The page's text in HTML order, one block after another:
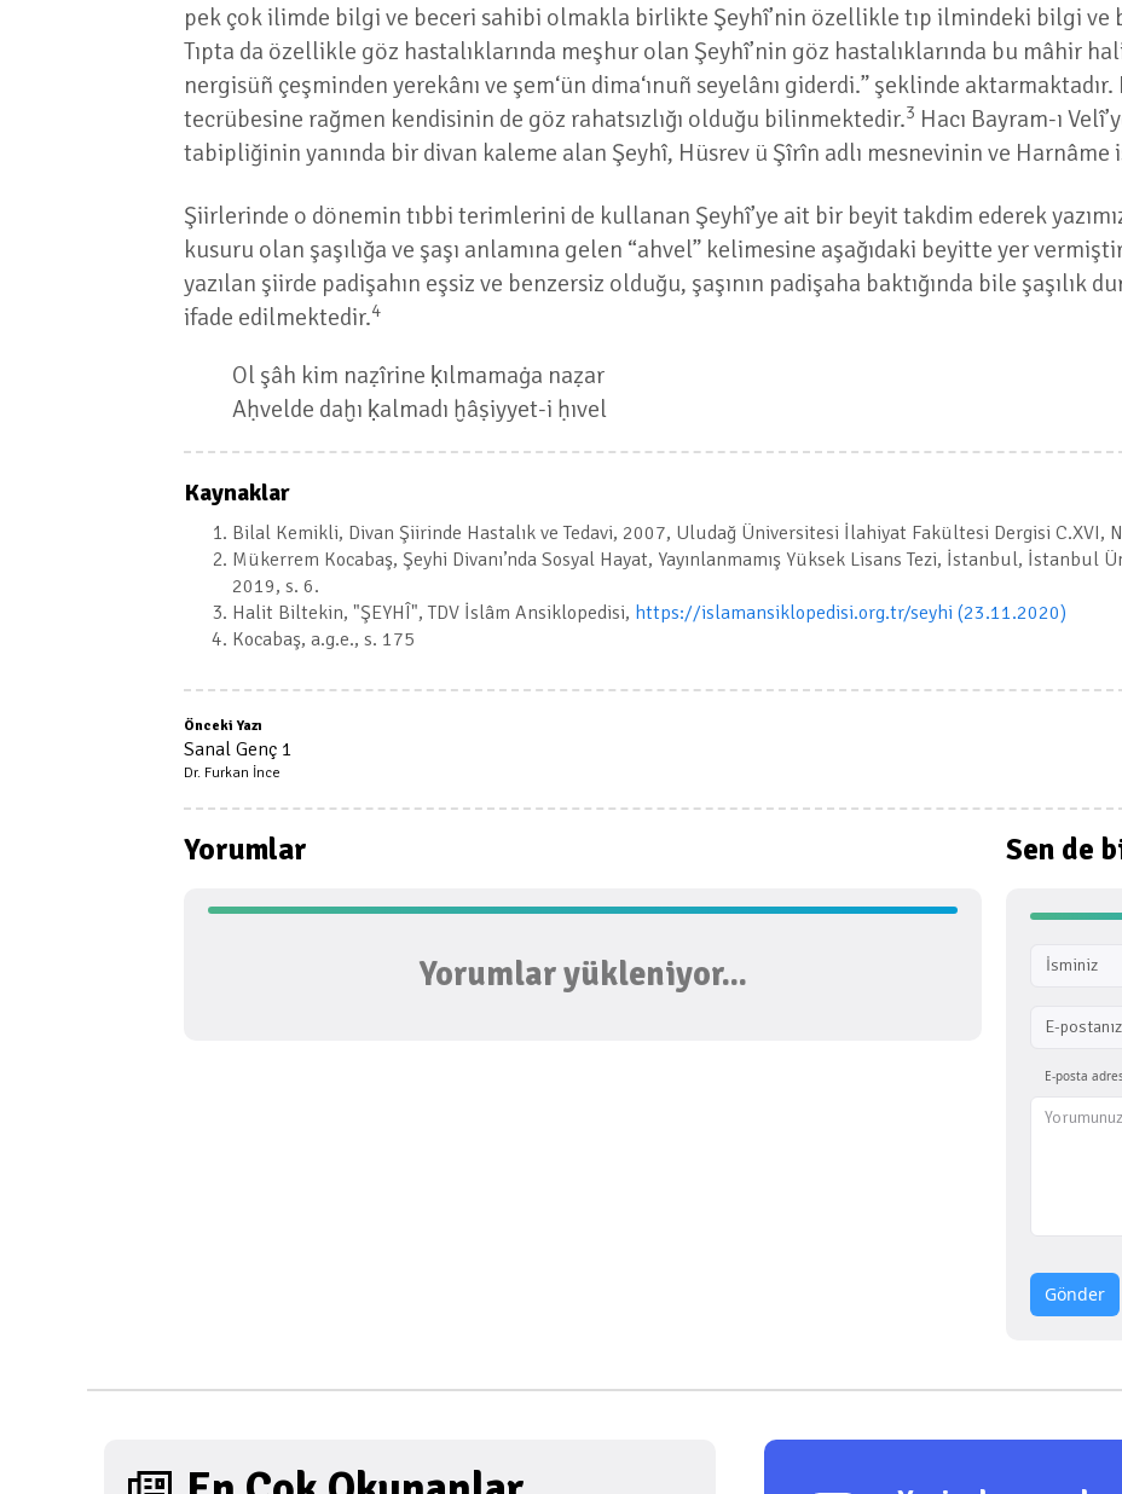
pek çok ilimde bilgi ve beceri sahibi olmakla birlikte Şeyhî’nin özellikle tıp ilmindeki bilgi ve
Tıpta da özellikle göz hastalıklarında meşhur olan Şeyhî’nin göz hastalıklarında bu mâhir
nergisüñ çeşminden yerekânı ve şem‘ün dima‘ınuñ seyelânı giderdi.” şeklinde
tecrübesine rağmen kendisinin de göz rahatsızlığı olduğu bilinmektedir.3 Hacı Bayram-ı
tabipliğinin yanında bir divan kaleme alan Şeyhî, Hüsrev ü Şîrîn adlı mesnevinin ve Harnâme
Şiirlerinde o dönemin tıbbi terimlerini de kullanan Şeyhî’ye ait bir beyit takdim ederek
kusuru olan şaşılığa ve şaşı anlamına gelen “ahvel” kelimesine aşağıdaki beyitte yer
yazılan şiirde padişahın eşsiz ve benzersiz olduğu, şaşının padişaha baktığında bile şaşılık
ifade edilmektedir.4
Ol şâh kim naẓîrine ḳılmamaġa naẓar
Aḥvelde daḫı ḳalmadı ḫâṣiyyet-i ḥıvel
Kaynaklar
Bilal Kemikli, Divan Şiirinde Hastalık ve Tedavi, 2007, Uludağ Üniversitesi İlahiyat Fakültesi Dergisi C.XVI,
Mükerrem Kocabaş, Şeyhi Divanı’nda Sosyal Hayat, Yayınlanmamış Yüksek Lisans Tezi, İstanbul,
2019, s. 6.
Halit Biltekin, "ŞEYHÎ", TDV İslâm Ansiklopedisi, https://islamansiklopedisi.org.tr/seyhi (23.11.2020)
Kocabaş, a.g.e., s. 175
Önceki Yazı
Sanal Genç 1
Dr. Furkan İnce
Yorumlar
Yorumlar yükleniyor...
Sen de
İsminiz
E-postanız
E-posta
Gönder